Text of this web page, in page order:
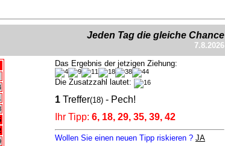
Jeden Tag die gleiche Chance
7.8.2026
Das Ergebnis der jetzigen Ziehung:
Die Zusatzzahl lautet:
1 Treffer(18) - Pech!
Ihr Tipp: 6, 18, 29, 35, 39, 42
Wollen Sie einen neuen Tipp riskieren ? JA